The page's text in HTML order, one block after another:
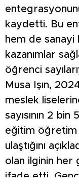
kaydetti. Bu
hem de sanayi
kazanımlar
öğrenci
Musa Işın,
meslek
sayısının 2
eğitim öğretim
ulaştığını
olan ilginin her
ifade etti.